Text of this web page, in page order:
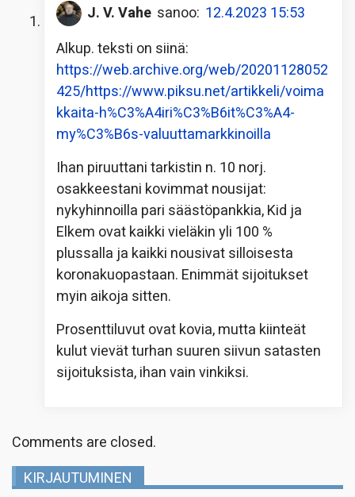
J. V. Vahe sanoo: 12.4.2023 15:53
Alkup. teksti on siinä:
https://web.archive.org/web/20201128052
425/https://www.piksu.net/artikkeli/voima
kkaita-h%C3%A4iri%C3%B6it%C3%A4-
my%C3%B6s-valuuttamarkkinoilla
Ihan piruuttani tarkistin n. 10 norj.
osakkeestani kovimmat nousijat:
nykyhinnoilla pari säästöpankkia, Kid ja
Elkem ovat kaikki vieläkin yli 100 %
plussalla ja kaikki nousivat silloisesta
koronakuopastaan. Enimmät sijoitukset
myin aikoja sitten.
Prosenttiluvut ovat kovia, mutta kiinteät
kulut vievät turhan suuren siivun satasten
sijoituksista, ihan vain vinkiksi.
Comments are closed.
KIRJAUTUMINEN